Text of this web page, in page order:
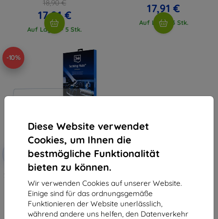
Diese Website verwendet
Cookies, um Ihnen die
bestmögliche Funktionalität
bieten zu können.
Wir verwenden Cookies auf unserer Website.
Einige sind für das ordnungsgemäße
Funktionieren der Website unerlässlich,
während andere uns helfen, den Datenverkehr
18,90 €
17,01 €
Auf Lager > 5 Stk.
17,91 €
Auf Lager 3 Stk.
-10%
Rabatt
mit
Gutschein
EXTRA10
3mk TechWrap Matte Schutzfolie
für das mittlere Display BMW K
1600
34,90 €
31,42 €